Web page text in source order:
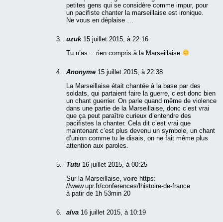
petites gens qui se considère comme impur, pour
un pacifiste chanter la marseillaise est ironique.
Ne vous en déplaise …
uzuk 15 juillet 2015, à 22:16
Tu n’as… rien compris à la Marseillaise
Anonyme 15 juillet 2015, à 22:38
La Marseillaise était chantée à la base par des
soldats, qui partaient faire la guerre, c’est donc bien
un chant guerrier. On parle quand même de violence
dans une partie de la Marseillaise, donc c’est vrai
que ça peut paraître curieux d’entendre des
pacifistes la chanter. Cela dit c’est vrai que
maintenant c’est plus devenu un symbole, un chant
d’union comme tu le disais, on ne fait même plus
attention aux paroles.
Tutu 16 juillet 2015, à 00:25
Sur la Marseillaise, voire https:
//www.upr.fr/conferences/lhistoire-de-france
à patir de 1h 53min 20
alva 16 juillet 2015, à 10:19